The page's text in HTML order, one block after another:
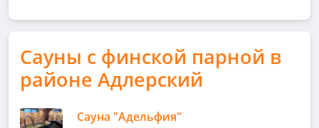
Сауны с финской парной в
районе Адлерский
Сауна "Адельфия"